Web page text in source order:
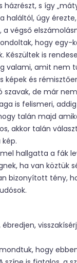
házrészt, s így
haláltól, úgy
végső
hogy
Készültek is
valami, amit nem
képek és
szavak, de már
is felismeri,
talán majd
akkor talán
hallgatta a fák
ha van köztük
bizonyított tény,
ébredjen,
hogy